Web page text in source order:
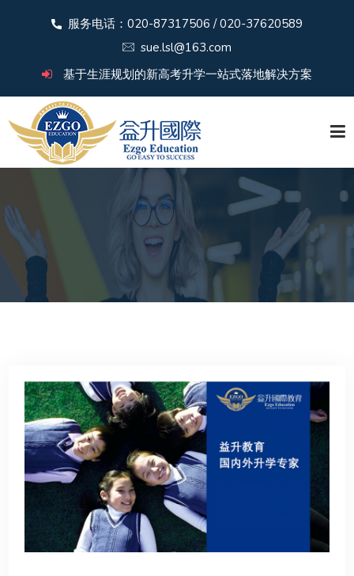
服务电话：020-87317506 / 020-37620589
sue.lsl@163.com
基于生涯规划的新高考升学一站式落地解决方案
关于益升
新闻中心
一站式升学
联系我们